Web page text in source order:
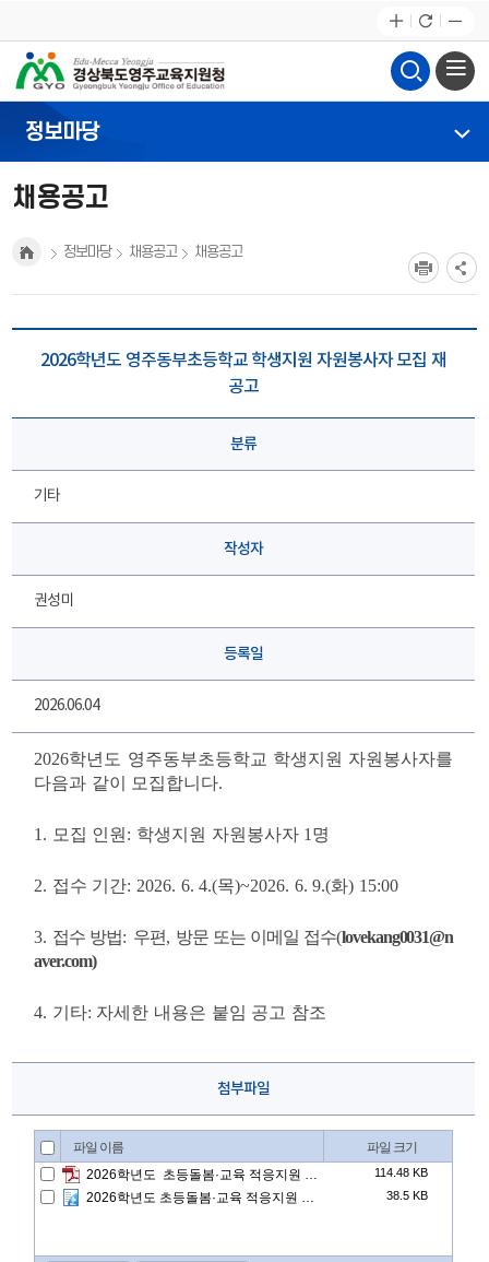
정보마당
정보마당 채용공고 채용공고
채용공고
2026학년도 영주동부초등학교 학생지원 자원봉사자 모집 재
공고
분류
기타
작성자
권성미
등록일
2026.06.04
2026학년도 영주동부초등학교 학생지원 자원봉사자를
다음과 같이 모집합니다.
1. 모집 인원 : 학생지원 자원봉사자 1 명
2. 접수 기간: 2026. 6. 4.(목)~2026. 6. 9.(화) 15:00
3. 접수 방법: 우편, 방문 또는 이메일 접수(lovekang0031@n
aver.com)
4. 기타: 자세한 내용은 붙임 공고 참조
첨부파일